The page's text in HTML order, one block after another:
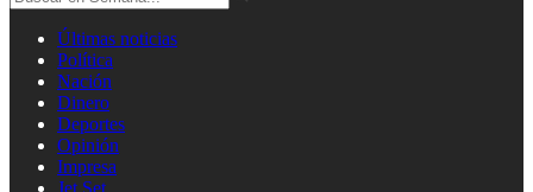
Últimas noticias
Política
Nación
Dinero
Deportes
Opinión
Impresa
Jet Set